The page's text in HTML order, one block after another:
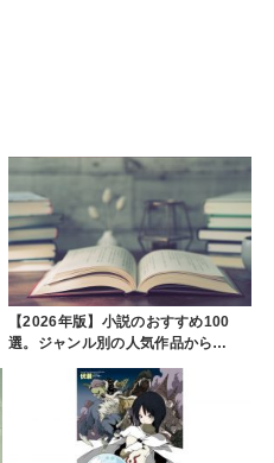
【2026年版】小説のおすすめ100
選。ジャンル別の人気作品から…